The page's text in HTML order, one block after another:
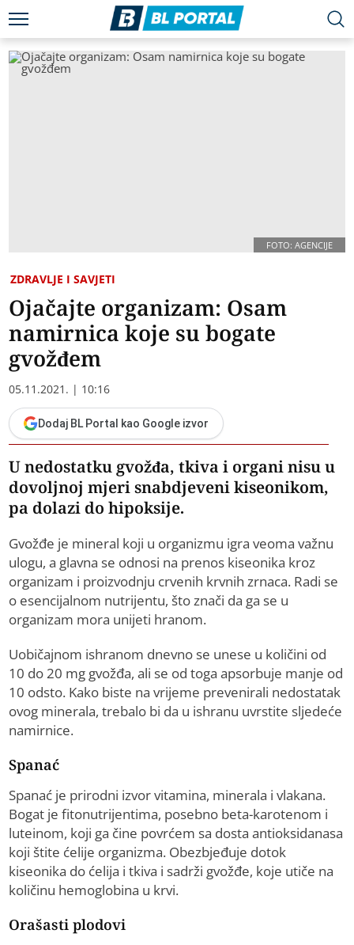
FOTO: AGENCIJE
ZDRAVLJE I SAVJETI
Ojačajte organizam: Osam
namirnica koje su bogate
gvožđem
05.11.2021. | 10:16
Dodaj BL Portal kao Google izvor
U nedostatku gvožđa, tkiva i organi nisu u
dovoljnoj mjeri snabdjeveni kiseonikom,
pa dolazi do hipoksije.
Gvožđe je mineral koji u organizmu igra veoma važnu
ulogu, a glavna se odnosi na prenos kiseonika kroz
organizam i proizvodnju crvenih krvnih zrnaca. Radi se
o esencijalnom nutrijentu, što znači da ga se u
organizam mora unijeti hranom.
Uobičajnom ishranom dnevno se unese u količini od
10 do 20 mg gvožđa, ali se od toga apsorbuje manje od
10 odsto. Kako biste na vrijeme prevenirali nedostatak
ovog minerala, trebalo bi da u ishranu uvrstite sljedeće
namirnice.
Spanać
Spanać je prirodni izvor vitamina, minerala i vlakana.
Bogat je fitonutrijentima, posebno beta-karotenom i
luteinom, koji ga čine povrćem sa dosta antioksidanasa
koji štite ćelije organizma. Obezbjeđuje dotok
kiseonika do ćelija i tkiva i sadrži gvožđe, koje utiče na
količinu hemoglobina u krvi.
Orašasti plodovi